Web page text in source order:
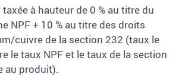
à hauteur de 0 % au titre du
NPF + 10 % au titre des droits
cuivre de la section 232 (taux le
le taux NPF et le taux de la section
au produit).